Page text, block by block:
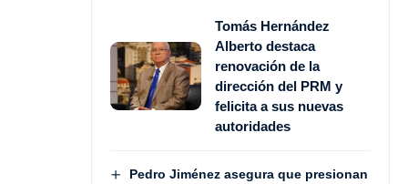
Tomás Hernández
Alberto destaca
renovación de la
dirección del PRM y
felicita a sus nuevas
autoridades
Pedro Jiménez asegura que presionan